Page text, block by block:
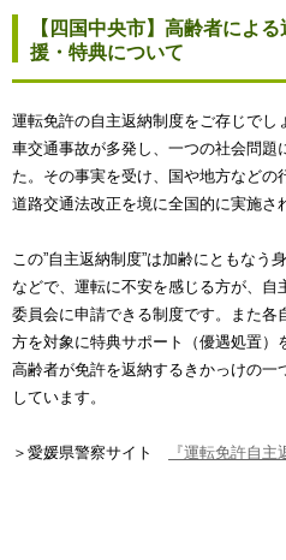
【四国中央市】高齢者によ
援・特典について
運転免許の自主返納制度をご存じでし
車交通事故が多発し、一つの社会問題
た。その事実を受け、国や地方など
道路交通法改正を境に全国的に実施さ
この”自主返納制度”は加齢にともなう
などで、運転に不安を感じる方が、自
委員会に申請できる制度です。また各
方を対象に特典サポート（優遇処置）
高齢者が免許を返納するきかっけの一
しています。
＞愛媛県警察サイト 『運転免許自主